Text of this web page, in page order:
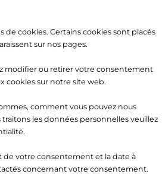
de cookies. Certains cookies sont placés
sur nos pages.
modifier ou retirer votre consentement
cookies sur notre site web.
comment vous pouvez nous
les données personnelles veuillez
votre consentement et la date à
concernant votre consentement.